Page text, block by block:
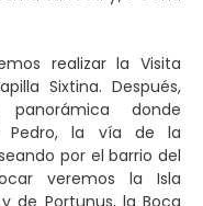
realizar la Visita
Sixtina. Después,
donde
Pedro, la vía de la
por el barrio del
veremos la Isla
de Portunus, la Boca